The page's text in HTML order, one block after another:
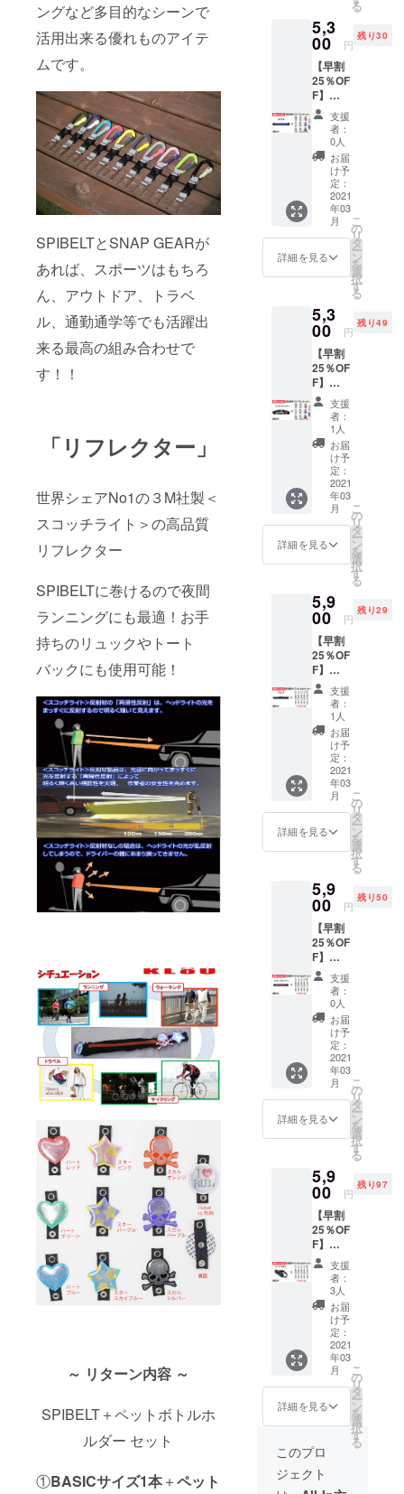
ングなど多目的なシーンで
活用出来る優れものアイテ
ムです。
SPIBELTとSNAP GEARが
あれば、スポーツはもちろ
ん、アウトドア、トラベ
ル、通勤通学等でも活躍出
来る最高の組み合わせで
す！！
「リフレクター」
世界シェアNo1の３M社製＜
スコッチライト＞の高品質
リフレクター
SPIBELTに巻けるので夜間
ランニングにも最適！お手
持ちのリュックやトート
バックにも使用可能！
～ リターン内容 ～
SPIBELT＋ペットボトルホ
ルダー セット
①BASICサイズ1本＋ペット
ます。
※ご注文
状況、
使用部
材の供
給状
況、製
造工程
上の都
合等に
より出
荷時期
が遅れ
る場合
があり
格：
5,302円
(税込)
３月上
旬～中
旬頃に
順次発
送予定
です。
ネコポ
スでの
お届け
になり
ます。
※ご注文
状況、
使用部
造工程
上の都
合等に
より出
荷時期
が遅れ
る場合
があり
ます。
「PRO
ブラッ
ク」と
リフレ
クター1
個の
セット
です。
＊リフ
レク
ターは
10色の
中から
ランダ
ムで1個
選ばせ
ていた
5,300円
（税
込・送
料込）
一般販
売価
格：
7,095円
(税込)
３月上
旬～中
旬頃に
順次発
送予定
です。
ネコポ
スでの
※ご注文
状況、
使用部
材の供
給状
況、製
造工程
上の都
合等に
より出
荷時期
が遅れ
る場合
があり
ます
る
5,3
00 円
残り30
【早割
25％OF
F】
MESSE
NGER
サイズ
「ロイ
ヤル」1
本とリ
フレク
ター1個
SPIBEL
T
MESSE
NGER
サイズ
ヤル」
とリフ
レク
ター1個
のセッ
トで
す。 ＊
リフレ
クター
は10色
の中か
らラン
ダムで1
個選ば
せてい
ただき
ます。
5,300円
込・送
料込）
一般販
売価
格：
7,095円
(税込)
３月上
旬～中
旬頃に
順次発
送予定
です。
ネコポ
スでの
お届け
になり
※ご注文
使用部
材の供
給状
況、製
造工程
上の都
合等に
より出
荷時期
が遅れ
る場合
があり
ます
支援
者：
0人
お届
け予
定：
2021
年03
月
詳細を見る
こ
の
リ
タ
ー
ン
を
選
択
す
る
5,3
00 円
残り49
【早割
25％OF
F】
MESSE
NGER
サイズ
「ハッ
ピー
キャン
パー」1
本とリ
フレク
ター1個
SPIBEL
T
MESSE
サイズ
「ハッ
ピー
キャン
パー」
とリフ
レク
ター1個
のセッ
トで
す。 ＊
リフレ
クター
は10色
の中か
らラン
ダムで1
ます。
価格：
5,300円
（税
込・送
料込）
一般販
売価
格：
7,095円
(税込)
3月上旬
～中旬
頃に順
次発送
予定で
す。 ネ
なりま
す。 ※
ご注文
状況、
使用部
材の供
給状
況、製
造工程
上の都
合等に
より出
荷時期
が遅れ
る場合
ます
支援
者：
1人
お届
け予
定：
2021
年03
月
詳細を見る
こ
の
リ
タ
ー
ン
を
選
択
す
る
5,9
00 円
残り29
【早割
25％OF
F】
MESSE
NGER
サイズ
「ブ
ラッ
ク」1本
とボト
ルホル
ダー1個
SPIBEL
T
MESSE
NGER
「ブ
ラッ
ク」と
ボトル
ホル
ダー1個
のセッ
トで
す。 ＊
ボトル
ホル
ダーは
10色の
中から
ランダ
ムで1個
選ばせ
格：
5,900円
（税
込・送
料込）
一般販
売価
格：
7,832円
(税込)
３月上
旬～中
旬頃に
順次発
送予定
です。
ネコポ
になり
※ご注文
支援
者：
1人
お届
け予
定：
2021
年03
月
詳細を見る
こ
の
リ
タ
ー
ン
を
選
択
す
る
5,9
00 円
残り50
【早割
25％OF
F】
MESSE
NGER
サイズ
「ネイ
ビース
カー
レッ
ト」1本
とボト
ルホル
ダー1個
SPIBEL
T
NGER
サイズ
「ネイ
ビース
カー
レッ
ト」と
ボトル
ホル
ダー1個
のセッ
トで
す。 ＊
ボトル
ホル
ダーは
10色の
ムで1個
選ばせ
ていた
支援
者：
0人
お届
け予
定：
2021
年03
月
詳細を見る
こ
の
リ
タ
ー
ン
を
選
択
す
る
5,9
00 円
残り97
【早割
25％OF
F】
MESSE
NGER
サイズ
「チャ
コール
カモ」1
本とボ
トルホ
ルダー1
個
SPIBEL
T
MESSE
NGER
サイズ
「ブ
ラッ
支援
者：
3人
お届
け予
定：
2021
年03
月
詳細を見る
こ
の
リ
タ
ー
ン
を
選
択
す
る
このプロ
ジェクト